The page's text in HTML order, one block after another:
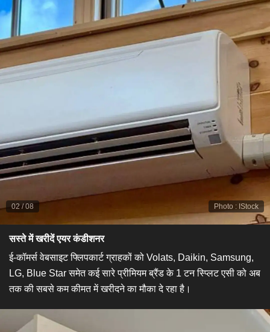
Photo : IStock
02 /08
सस्ते में खरीदें एयर कंडीशनर
ई-कॉमर्स वेबसाइट फ्लिपकार्ट ग्राहकों को Volats, Daikin, Samsung,
LG, Blue Star समेत कई सारे प्रीमियम ब्रैंड के 1 टन स्प्लिट एसी को अब
तक की सबसे कम कीमत में खरीदने का मौका दे रहा है।